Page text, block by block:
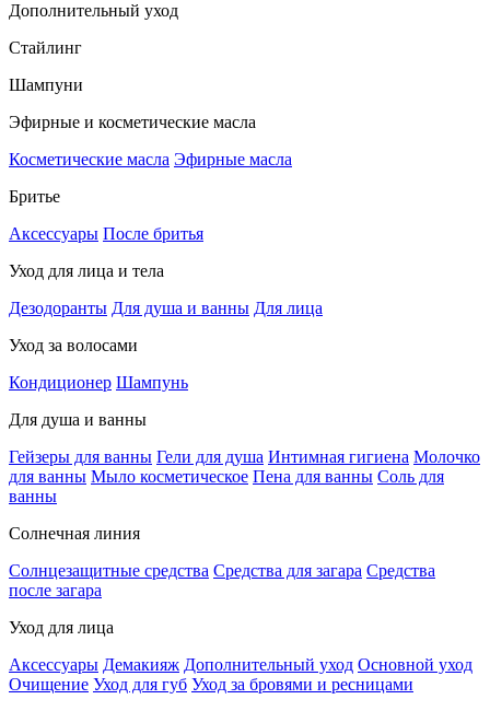
Дополнительный уход
Стайлинг
Шампуни
Эфирные и косметические масла
Косметические масла Эфирные масла
Бритье
Аксессуары После бритья
Уход для лица и тела
Дезодоранты Для душа и ванны Для лица
Уход за волосами
Кондиционер Шампунь
Для душа и ванны
Гейзеры для ванны Гели для душа Интимная гигиена Молочко
для ванны Мыло косметическое Пена для ванны Соль для
ванны
Солнечная линия
Солнцезащитные средства Средства для загара Средства
после загара
Уход для лица
Аксессуары Демакияж Дополнительный уход Основной уход
Очищение Уход для губ Уход за бровями и ресницами